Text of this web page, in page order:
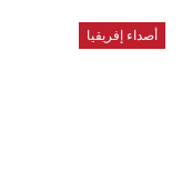
أصداء إفريقيا